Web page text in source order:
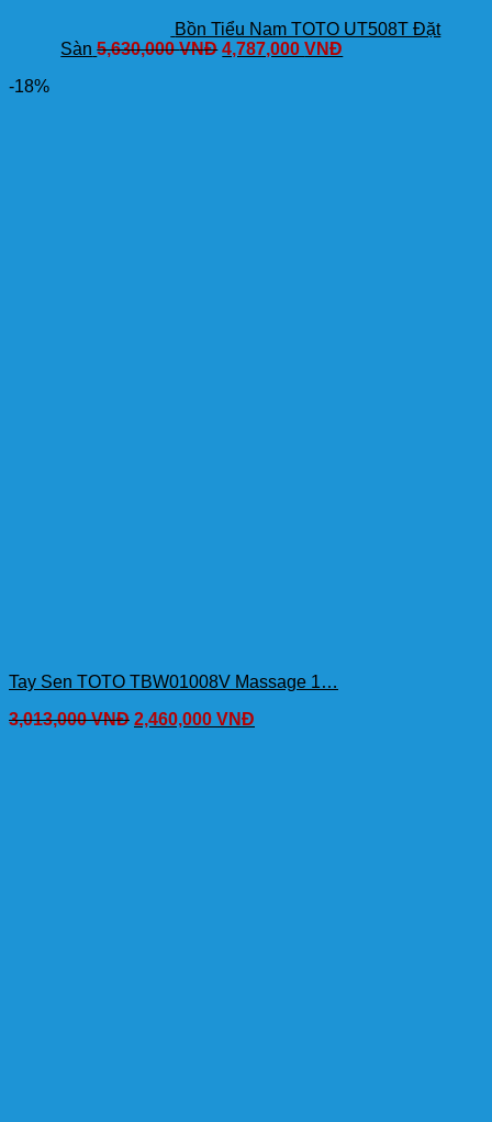
Bồn Tiểu Nam TOTO UT508T Đặt
Sàn 5,630,000VNĐ 4,787,000VNĐ
-18%
Tay Sen TOTO TBW01008V Massage 1…
3,013,000VNĐ 2,460,000 VNĐ